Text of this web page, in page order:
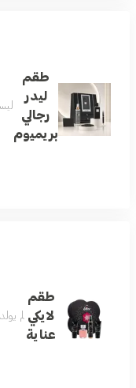
طقم
ليدر
رجالي
بريميوم
طقم
لايكي
عناية
لم